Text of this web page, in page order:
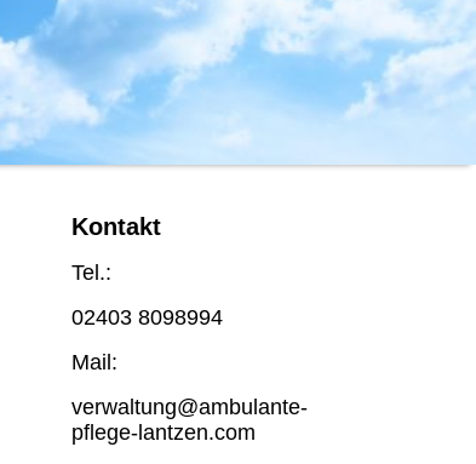
Kontakt
Tel.:
02403 8098994
Mail:
verwaltung@ambulante-
pflege-lantzen.com